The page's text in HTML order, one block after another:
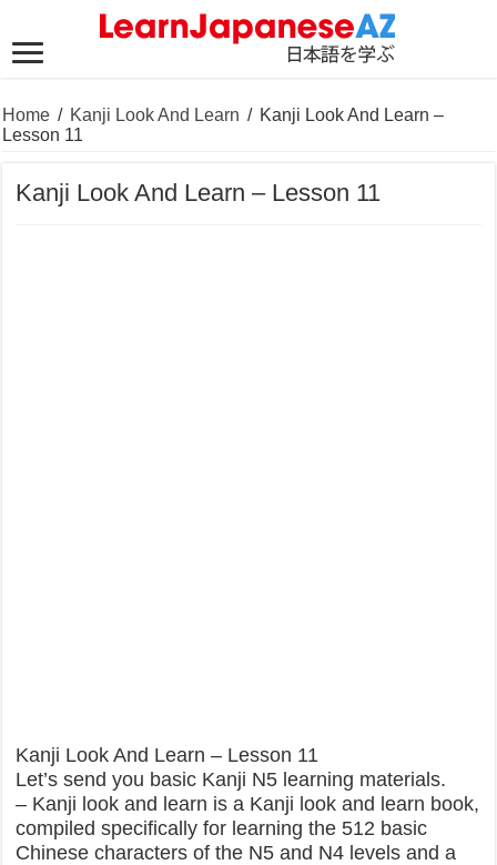
Home / Kanji Look And Learn / Kanji Look And Learn –
Lesson 11
Kanji Look And Learn – Lesson 11
Kanji Look And Learn – Lesson 11
Let’s send you basic Kanji N5 learning materials.
– Kanji look and learn is a Kanji look and learn book,
compiled specifically for learning the 512 basic
Chinese characters of the N5 and N4 levels and a